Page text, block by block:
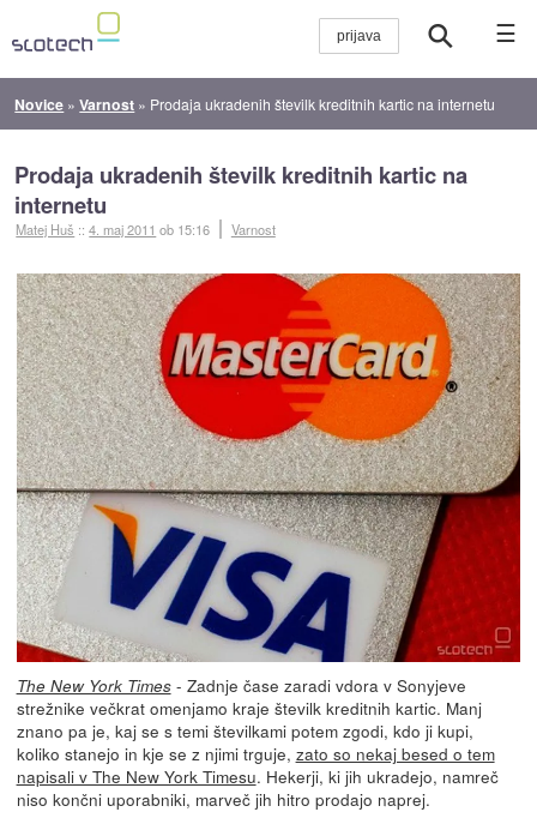
☰
Novice »Varnost » Prodaja ukradenih številk kreditnih kartic na internetu
Prodaja ukradenih številk kreditnih kartic na
internetu
Matej Huš ::4. maj 2011 ob 15:16 Varnost
The New York Times- Zadnje čase zaradi vdora v Sonyjeve
strežnike večkrat omenjamo kraje številk kreditnih kartic. Manj
znano pa je, kaj se s temi številkami potem zgodi, kdo ji kupi,
koliko stanejo in kje se z njimi trguje, zato so nekaj besed o tem
napisali v The New York Timesu. Hekerji, ki jih ukradejo, namreč
niso končni uporabniki, marveč jih hitro prodajo naprej.